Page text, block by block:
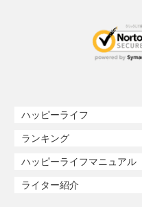
ハッピーライフ
ランキング
ハッピーライフマニュアル
ライター紹介